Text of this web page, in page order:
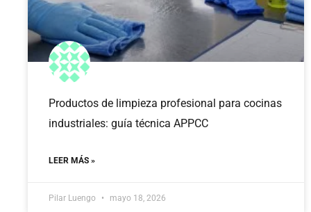
Productos de limpieza profesional para cocinas
industriales: guía técnica APPCC
LEER MÁS »
Pilar Luengo mayo 18, 2026